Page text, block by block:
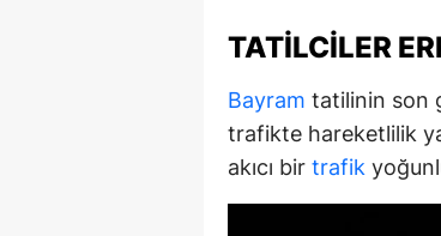
TATILCILER
Bayram tatilinin son
trafikte hareketlilik
akıcı bir trafik